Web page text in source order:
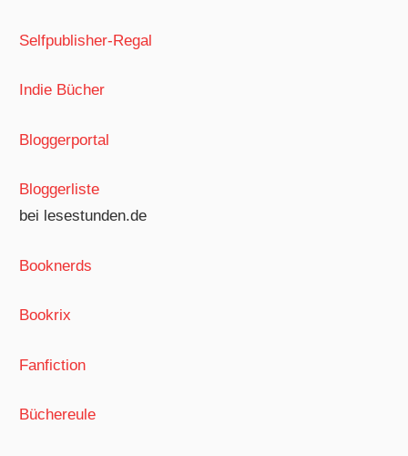
Selfpublisher-Regal
Indie Bücher
Bloggerportal
Bloggerliste
bei lesestunden.de
Booknerds
Bookrix
Fanfiction
Büchereule